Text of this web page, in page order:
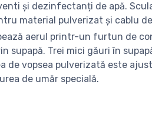
și dezinfectanți de apă.
material pulverizat și cablu
aerul printr-un furtun de
supapă. Trei mici găuri în
vopsea pulverizată este
de umăr specială.